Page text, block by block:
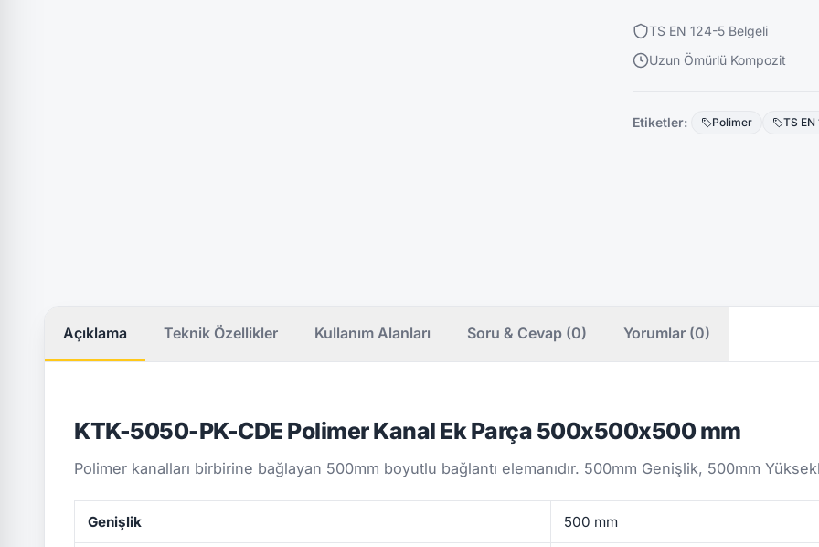
TS EN 124-5 Belgeli
Uzun Ömürlü Kompozit
Etiketler: Polimer TS
Açıklama Teknik Özellikler Kullanım Alanları Soru & Cevap (0) Yorumlar (0)
KTK-5050-PK-CDE Polimer Kanal Ek Parça 500x500x500 mm
Polimer kanalları birbirine bağlayan 500mm boyutlu bağlantı elemanıdır. 500mm Genişlik, 500mm
Genişlik 500 mm